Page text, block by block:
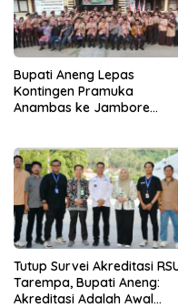
Bupati Aneng Lepas
Kontingen Pramuka
Anambas ke Jambore
Tutup Survei Akreditasi
Tarempa, Bupati Aneng:
Akreditasi Adalah Awal